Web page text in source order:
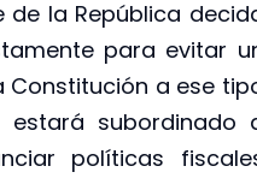
de la República
para evitar
Constitución a ese
subordinado
políticas